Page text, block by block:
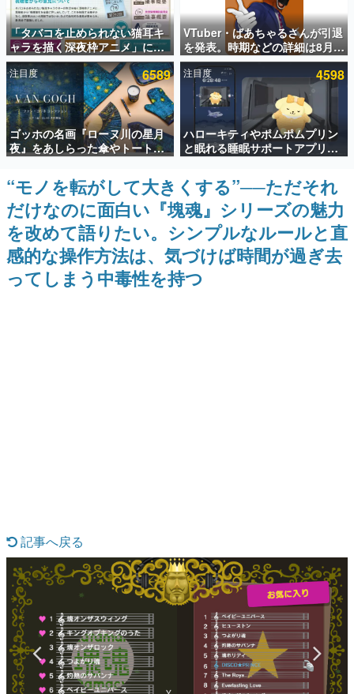
名作ゲームクリエイターの方々に製作時のエピソードをお
聞きし、ヒットする企画（ゲーム）とは何か？を探ってい
きます。
赫本
この物語を解いてはいけない。『赫本』は、〈試験問題〉
の形をした短編ホラー小説集です。
新世代に訊く
これからのデジタルゲーム市場を担う若きクリエイター達
の姿を追い、彼らのルーツと情熱を探っていきます。
ゲーム世代の作家たち
ゲームに多大な影響を受けた作家さんに取材し、ゲームが
日本のコンテンツ産業やカルチャーに与えた影響を探る企
画です。
日本モバイルゲーム産業史
日本のモバイルゲーム史における主要なトピック・タイト
ルを網羅するほか、開発者へのインタビューや識者による
解説を掲載。約20年の歴史が一望できる決定版！
特集記事
マンガ
女性向け
アプリレビュー
その他
「タバコを止められない猫耳キ
ャラを描く深夜枠アニメ」に視
聴者の一部から批判意見。違法
薬物の使用と思しき描写も含め
て、BPOが議論を交わす
VTuber・ばあちゃるさんが引退
を発表。時期などの詳細は8月9
日15時からの配信で説明
注目度 6589
ゴッホの名画『ローヌ川の星月
夜』をあしらった傘やトートバ
ッグなどが登場。8月7日21時よ
り2日間限定で予約販売
注目度 4598
ハローキティやポムポムプリン
と眠れる睡眠サポートアプリ
『ゆめたび』が配信中。キャラ
ごとのASMRや目覚ましアラー
ムも搭載
“モノを転がして大きくする”──ただそれ
だけなのに面白い『塊魂』シリーズの魅力
を改めて語りたい。シンプルなルールと直
感的な操作方法は、気づけば時間が過ぎ去
ってしまう中毒性を持つ
記事へ戻る